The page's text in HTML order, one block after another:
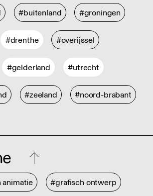
#buitenland #groningen
#drenthe #overijssel
#gelderland #utrecht
#zeeland #noord-brabant
#grafisch ontwerp